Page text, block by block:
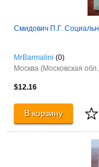
Смидович П.Г.
MrBarmalini (0)
Москва (Московская
$12.16
В корзину